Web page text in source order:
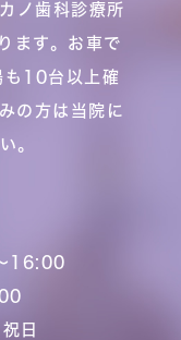
ノ歯科診療所
ます。お車で
も10台以上確
の方は当院に
。
16:00
日